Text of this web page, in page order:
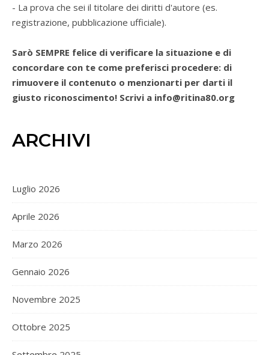
- La prova che sei il titolare dei diritti d'autore (es.
registrazione, pubblicazione ufficiale).
Sarò SEMPRE felice di verificare la situazione e di
concordare con te come preferisci procedere: di
rimuovere il contenuto o menzionarti per darti il
giusto riconoscimento! Scrivi a info@ritina80.org
ARCHIVI
Luglio 2026
Aprile 2026
Marzo 2026
Gennaio 2026
Novembre 2025
Ottobre 2025